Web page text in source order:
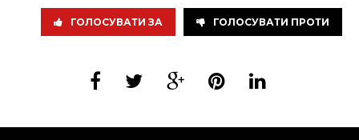
ГОЛОСУВАТИ ЗА ГОЛОСУВАТИ ПРОТИ